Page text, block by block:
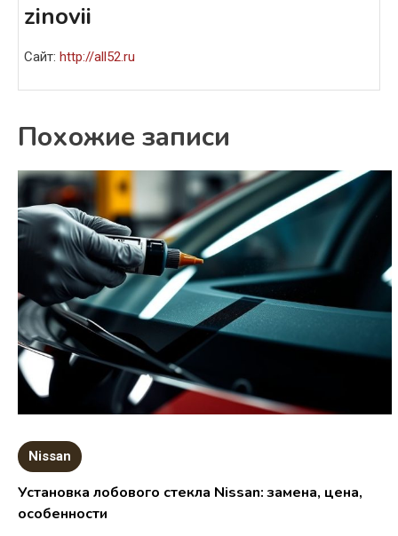
zinovii
Сайт: http://all52.ru
Похожие записи
Nissan
Установка лобового стекла Nissan: замена, цена,
особенности